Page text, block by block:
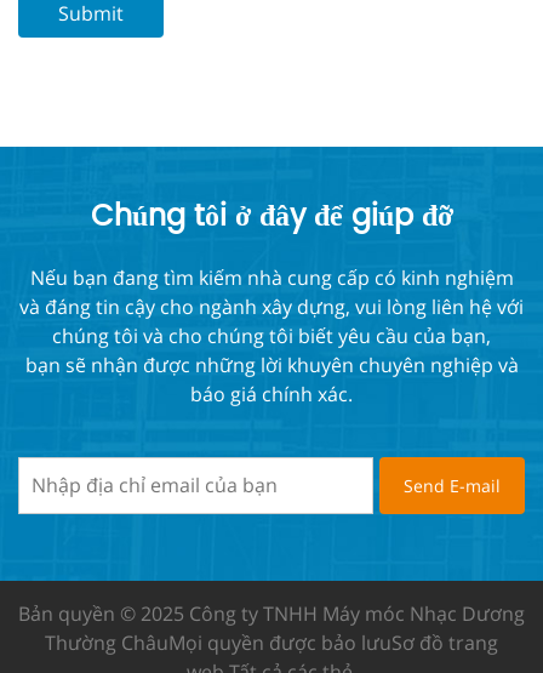
Chúng tôi ở đây để giúp đỡ
Nếu bạn đang tìm kiếm nhà cung cấp có kinh nghiệm
và đáng tin cậy cho ngành xây dựng, vui lòng liên hệ với
chúng tôi và cho chúng tôi biết yêu cầu của bạn,
bạn sẽ nhận được những lời khuyên chuyên nghiệp và
báo giá chính xác.
Bản quyền © 2025 Công ty TNHH Máy móc Nhạc Dương
Thường ChâuMọi quyền được bảo lưuSơ đồ trang